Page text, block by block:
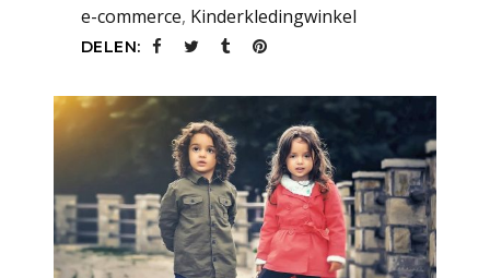
e-commerce, Kinderkledingwinkel
DELEN: